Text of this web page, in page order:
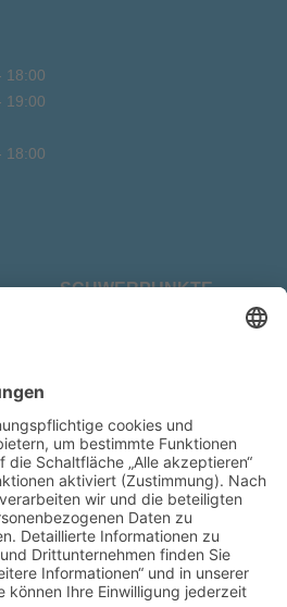
18:00
19:00
18:00
SCHWERPUNKTE
Moderne
Zahnheilkunde